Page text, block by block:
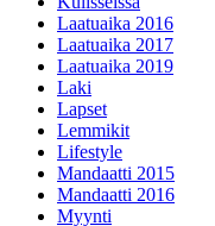
Laatuaika 2016
Laatuaika 2017
Laatuaika 2019
Laki
Lapset
Lemmikit
Lifestyle
Mandaatti 2015
Mandaatti 2016
Myynti